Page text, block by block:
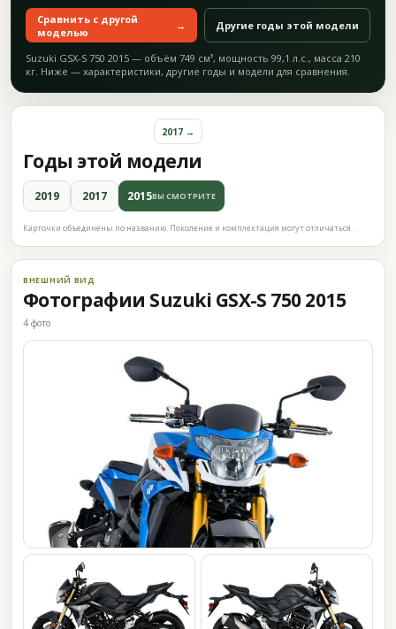
Сравнить с другой
моделью
→ Другие годы этой модели
Suzuki GSX-S 750 2015 — объём 749 см³, мощность 99,1 л.с., масса 210
кг. Ниже — характеристики, другие годы и модели для сравнения.
Годы этой модели
2017 →
2019 2017 2015ВЫ СМОТРИТЕ
Карточки объединены по названию. Поколение и комплектация могут отличаться.
ВНЕШНИЙ ВИД
Фотографии Suzuki GSX-S 750 2015
4 фото